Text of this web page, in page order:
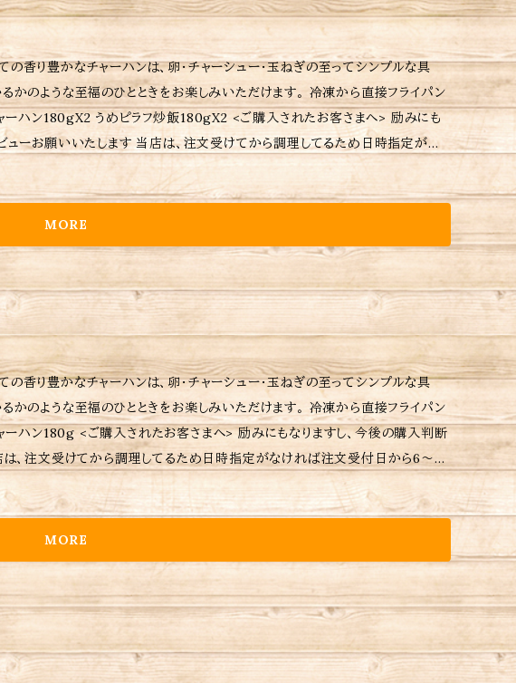
香り豊かなチャーハンは、卵・チャーシュー・玉ねぎの至ってシンプルな具
かのような至福のひとときをお楽しみいただけます。 冷凍から直接フライパン
けてから調理してるため日時指定がな
等は耐熱用では無いので温め
き方、温め方は商品に同包致します。 ※保存方法、食材アレルギーなどの詳
重量に応じて送料が異なりますので注意して下さい。
MORE
香り豊かなチャーハンは、卵・チャーシュー・玉ねぎの至ってシンプルな具
かのような至福のひとときをお楽しみいただけます。 冷凍から直接フライパン
します。 ※保存方法、食材アレルギーなどの詳細はラベルをご確認くださ
ますので注意して下さい。
MORE